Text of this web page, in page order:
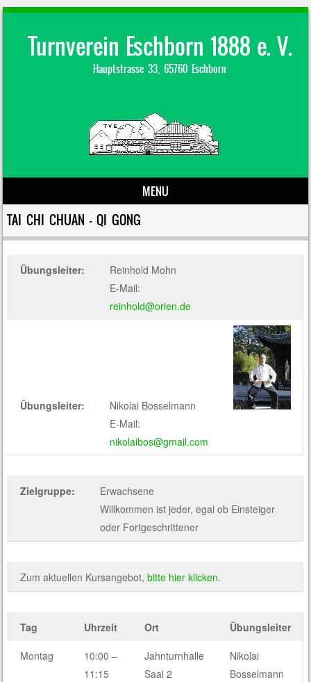
Turnverein Eschborn 1888 e. V.
Hauptstrasse 33, 65760 Eschborn
MENU
Skip to content
TAI CHI CHUAN – QI GONG
Übungsleiter:
Reinhold Mohn
E-Mail:
reinhold@orlen.de
Übungsleiter:
Nikolai Bosselmann
E-Mail:
nikolaibos@gmail.com
Zielgruppe:
Erwachsene
Willkommen ist jeder, egal ob Einsteiger
oder Fortgeschrittener
Zum aktuellen Kursangebot, bitte hier klicken.
Tag Uhrzeit Ort Übungsleiter
Montag
10:00 –
11:15
Jahnturnhalle
Saal 2
Nikolai
Bosselmann